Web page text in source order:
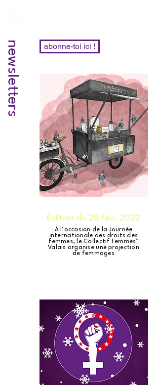
abonne-toi ici !
newsletters
Édition du 25 fév. 2022
À l’occasion de la Journée
internationale des droits des
femmes, le Collectif Femmes*
Valais organise une projection
de femmages